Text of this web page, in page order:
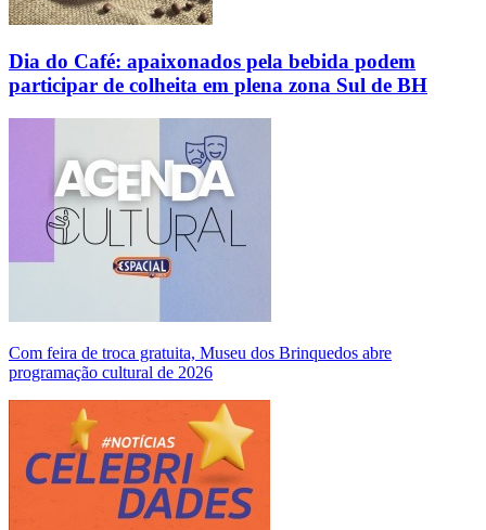
Dia do Café: apaixonados pela bebida podem
participar de colheita em plena zona Sul de BH
Com feira de troca gratuita, Museu dos Brinquedos abre
programação cultural de 2026